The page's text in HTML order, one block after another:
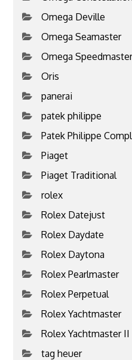
Omega Deville
Omega Seamaster
Omega
Oris
panerai
patek philippe
Patek Philippe
Piaget
Piaget Traditional
rolex
Rolex Datejust
Rolex Daydate
Rolex Daytona
Rolex Pearlmaster
Rolex Perpetual
Rolex Yachtmaster
Rolex Yachtmaster II
tag heuer